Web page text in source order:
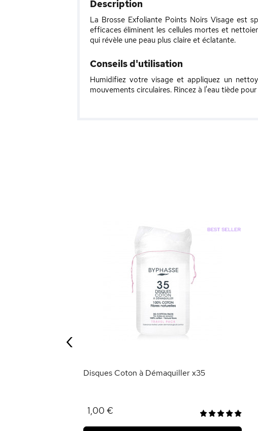
Description
La Brosse Exfoliante Points Noirs Visage est
efficaces éliminent les cellules mortes et
qui révèle une peau plus claire et éclatante.
Conseils d'utilisation
Humidifiez votre visage et appliquez un
mouvements circulaires. Rincez à l'eau tiède
Disques Coton à Démaquiller x35
1,00 €
‹